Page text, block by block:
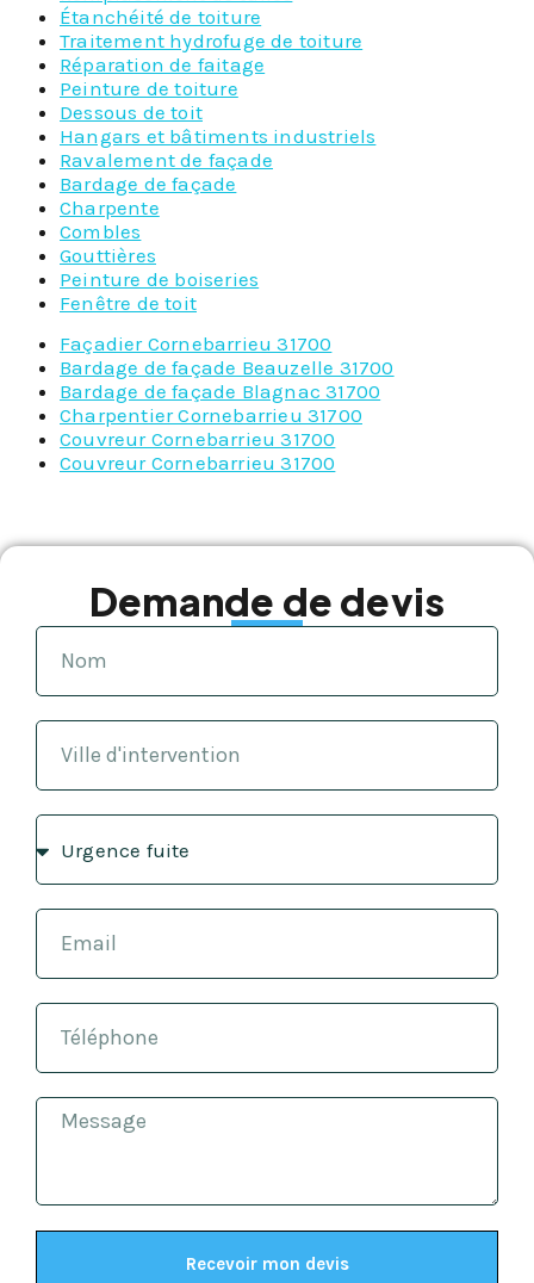
Étanchéité de toiture
Traitement hydrofuge de toiture
Réparation de faitage
Peinture de toiture
Dessous de toit
Hangars et bâtiments industriels
Ravalement de façade
Bardage de façade
Charpente
Combles
Gouttières
Peinture de boiseries
Fenêtre de toit
Façadier Cornebarrieu 31700
Bardage de façade Beauzelle 31700
Bardage de façade Blagnac 31700
Charpentier Cornebarrieu 31700
Couvreur Cornebarrieu 31700
Couvreur Cornebarrieu 31700
Demande de devis
Recevoir mon devis